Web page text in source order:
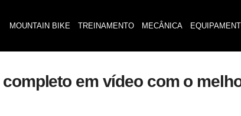
MOUNTAIN BIKE TREINAMENTO MECÂNICA
em vídeo com o